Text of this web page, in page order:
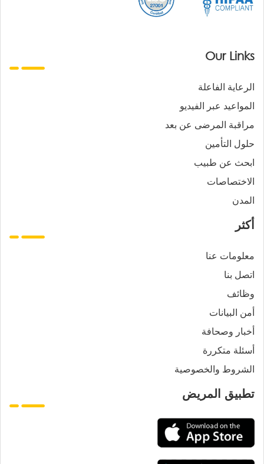
Our Links
الرعاية الفاعلة
المواعيد عبر الفيديو
مراقبة المرضى عن بعد
حلول التأمين
ابحث عن طبيب
الاختصاصات
المدن
أكثر
معلومات عنا
اتصل بنا
وظائف
أمن البيانات
أخبار وصحافة
أسئلة متكررة
الشروط والخصوصية
تطبيق المريض